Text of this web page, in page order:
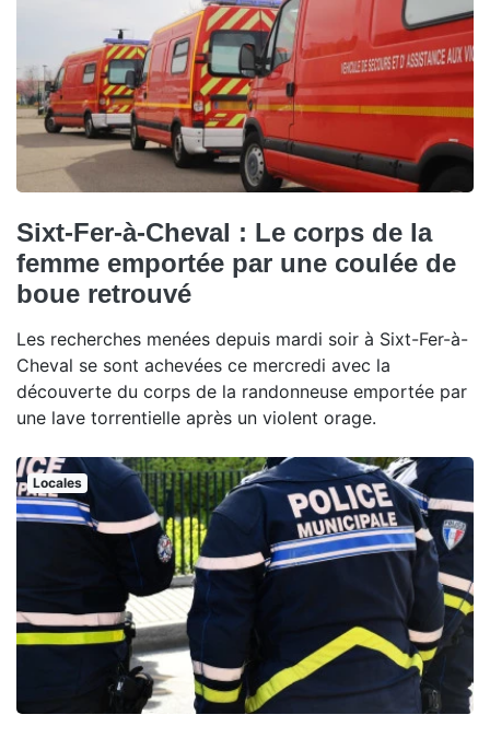
Sixt-Fer-à-Cheval : Le corps de la
femme emportée par une coulée de
boue retrouvé
Les recherches menées depuis mardi soir à Sixt-Fer-à-
Cheval se sont achevées ce mercredi avec la
découverte du corps de la randonneuse emportée par
une lave torrentielle après un violent orage.
Locales